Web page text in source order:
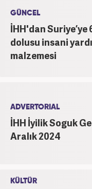
GÜNCEL
İHH'dan Suriye’ye
dolusu insani
malzemesi
ADVERTORIAL
İHH İyilik Soguk
Aralık 2024
KÜLTÜR